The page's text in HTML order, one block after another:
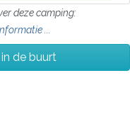
deze camping:
...
de buurt